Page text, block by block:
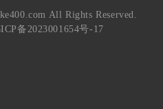
All Rights Reserved.
备2023001654号-17